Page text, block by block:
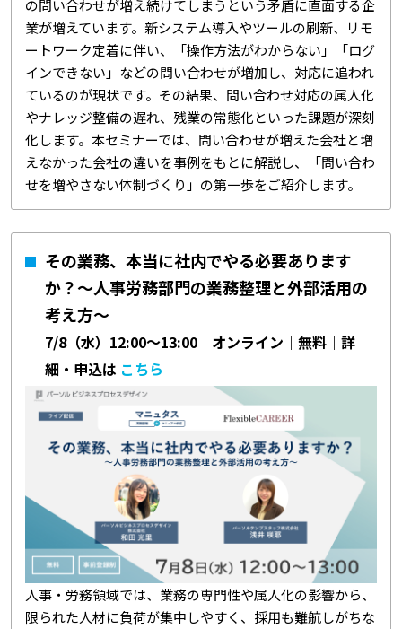
の問い合わせが増え続けてしまうという矛盾に直面する企
業が増えています。新システム導入やツールの刷新、リモ
ートワーク定着に伴い、「操作方法がわからない」「ログ
インできない」などの問い合わせが増加し、対応に追われ
ているのが現状です。その結果、問い合わせ対応の属人化
やナレッジ整備の遅れ、残業の常態化といった課題が深刻
化します。本セミナーでは、問い合わせが増えた会社と増
えなかった会社の違いを事例をもとに解説し、「問い合わ
せを増やさない体制づくり」の第一歩をご紹介します。
その業務、本当に社内でやる必要あります
か？〜人事労務部門の業務整理と外部活用の
考え方〜
7/8（水）12:00～13:00｜オンライン｜無料｜詳
細・申込は こちら
人事・労務領域では、業務の専門性や属人化の影響から、
限られた人材に負荷が集中しやすく、採用も難航しがちな